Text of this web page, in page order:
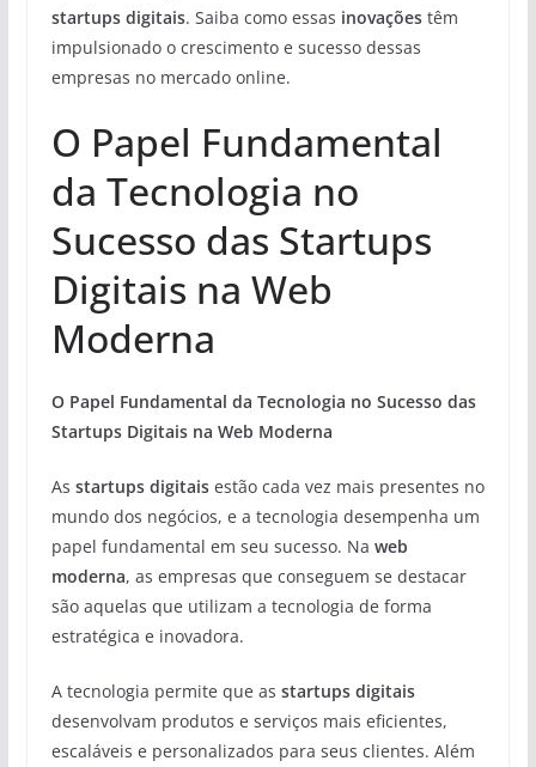
startups digitais. Saiba como essas inovaçõestêm
impulsionado o crescimento e sucesso dessas
empresas no mercado online.
O Papel Fundamental
da Tecnologia no
Sucesso das Startups
Digitais na Web
Moderna
O Papel Fundamental da Tecnologia no Sucesso das
Startups Digitais na Web Moderna
As startups digitaisestão cada vez mais presentes no
mundo dos negócios, e a tecnologia desempenha um
papel fundamental em seu sucesso. Na web
moderna, as empresas que conseguem se destacar
são aquelas que utilizam a tecnologia de forma
estratégica e inovadora.
A tecnologia permite que as startups digitais
desenvolvam produtos e serviços mais eficientes,
escaláveis e personalizados para seus clientes. Além